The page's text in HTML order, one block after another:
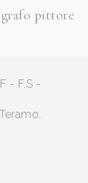
pittore
- F.S -